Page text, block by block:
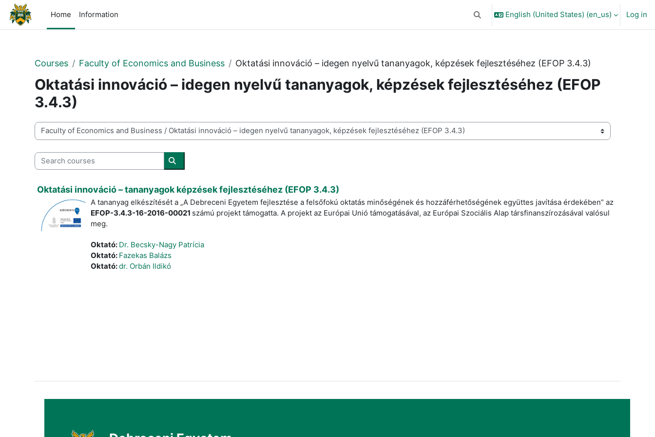
Skip to main content
Home
Information Toggle search input
English (United States) ‎(en_us)‎ Log in
Courses Faculty of Economics and Business Oktatási innováció – idegen nyelvű tananyagok, képzések fejlesztéséhez (EFOP 3.4.3)
Oktatási innováció – idegen nyelvű tananyagok, képzések fejlesztéséhez (EFOP
3.4.3)
Course categories
Search courses
Search courses
Oktatási innováció – tananyagok képzések fejlesztéséhez (EFOP 3.4.3)
A tananyag elkészítését a „A Debreceni Egyetem fejlesztése a felsőfokú oktatás minőségének és hozzáférhetőségének együttes javítása érdekében” az
EFOP-3.4.3-16-2016-00021 számú projekt támogatta. A projekt az Európai Unió támogatásával, az Európai Szociális Alap társfinanszírozásával valósul
meg.
Oktató: Dr. Becsky-Nagy Patrícia
Oktató: Fazekas Balázs
Oktató:dr. Orbán Ildikó